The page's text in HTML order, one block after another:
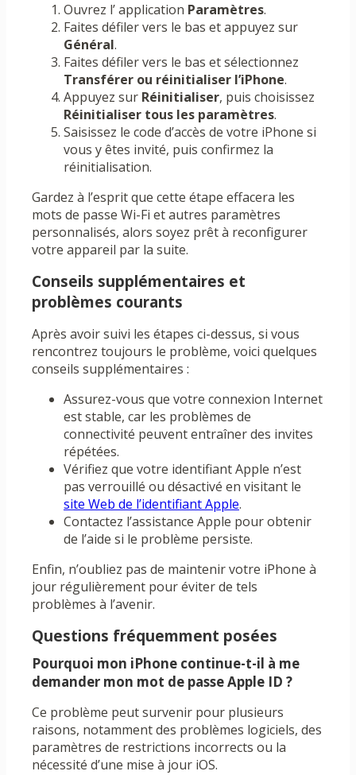
Ouvrez l’ application Paramètres.
Faites défiler vers le bas et appuyez sur
Général.
Faites défiler vers le bas et sélectionnez
Transférer ou réinitialiser l’iPhone.
Appuyez sur Réinitialiser, puis choisissez
Réinitialiser tous les paramètres.
Saisissez le code d’accès de votre iPhone si
vous y êtes invité, puis confirmez la
réinitialisation.
Gardez à l’esprit que cette étape effacera les
mots de passe Wi-Fi et autres paramètres
personnalisés, alors soyez prêt à reconfigurer
votre appareil par la suite.
Conseils supplémentaires et
problèmes courants
Après avoir suivi les étapes ci-dessus, si vous
rencontrez toujours le problème, voici quelques
conseils supplémentaires :
Assurez-vous que votre connexion Internet
est stable, car les problèmes de
connectivité peuvent entraîner des invites
répétées.
Vérifiez que votre identifiant Apple n’est
pas verrouillé ou désactivé en visitant le
site Web de l’identifiant Apple.
Contactez l’assistance Apple pour obtenir
de l’aide si le problème persiste.
Enfin, n’oubliez pas de maintenir votre iPhone à
jour régulièrement pour éviter de tels
problèmes à l’avenir.
Questions fréquemment posées
Pourquoi mon iPhone continue-t-il à me
demander mon mot de passe Apple ID ?
Ce problème peut survenir pour plusieurs
raisons, notamment des problèmes logiciels, des
paramètres de restrictions incorrects ou la
nécessité d’une mise à jour iOS.